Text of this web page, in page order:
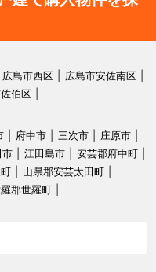
広島市西区
広島市安佐南区
伯区
府中市 三次市
庄原市
市 江田島市
安芸郡府中町
山県郡安芸太田町
郡世羅町